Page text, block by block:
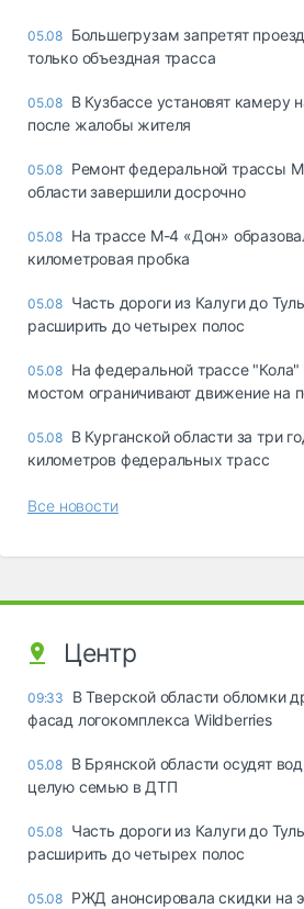
05.08 Большегрузам запретят
только объездная трасса
05.08 В Кузбассе установят камеру
после жалобы жителя
05.08 Ремонт федеральной трассы
области завершили досрочно
05.08 На трассе М-4 «Дон»
километровая пробка
05.08 Часть дороги из Калуги до
расширить до четырех полос
05.08 На федеральной трассе
мостом ограничивают движение на
05.08 В Курганской области за три
километров федеральных трасс
Все новости
Центр
09:33
В Тверской области обломки
фасад логокомплекса Wildberries
05.08 В Брянской области осудят
целую семью в ДТП
05.08 Часть дороги из Калуги до
расширить до четырех полос
05.08 РЖД анонсировала скидки на